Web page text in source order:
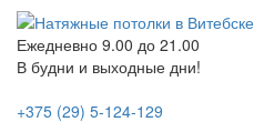
Ежедневно 9.00 до 21.00
В будни и выходные дни!
+375 (29) 5-124-129